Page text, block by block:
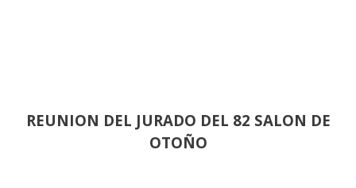
REUNION DEL JURADO DEL 82 SALON DE
OTOÑO